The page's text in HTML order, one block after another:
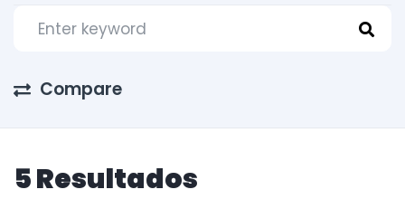
Compare
5 Resultados